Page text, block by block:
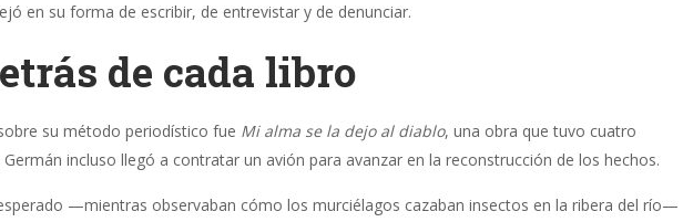
en su forma de escribir, de entrevistar y de denunciar.
de cada libro
su método periodístico fue Mi alma se la dejo al diablo, una obra que tuvo cuatro
incluso llegó a contratar un avión para avanzar en la reconstrucción de los hechos.
—mientras observaban cómo los murciélagos cazaban insectos en la ribera del río—